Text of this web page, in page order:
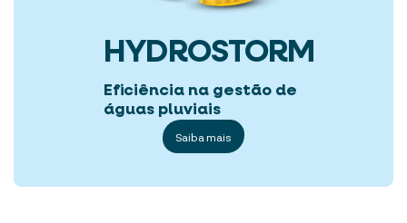
HYDROSTORM
Eficiência na gestão de
águas pluviais
Saiba mais